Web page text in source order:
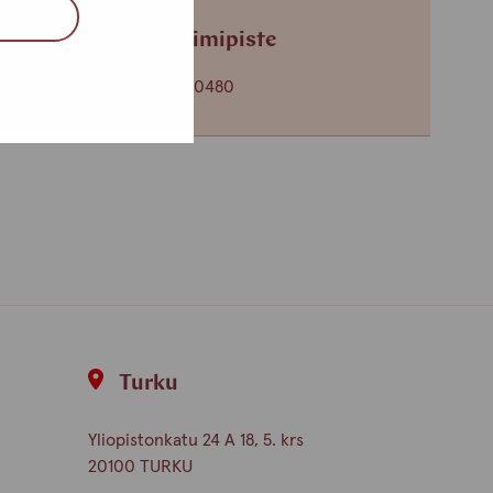
Tampereen toimipiste
+358 (0)45 265 0480
Turku
Yliopistonkatu 24 A 18, 5. krs
20100 TURKU